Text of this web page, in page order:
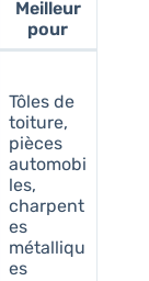
Meilleur
pour
Tôles de
toiture,
pièces
automobi
les,
charpent
es
métalliqu
es